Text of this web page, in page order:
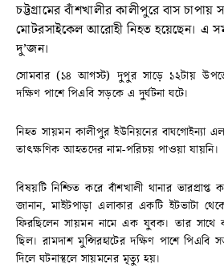
চট্টগ্রামের বাঁশখালীর কালীপুরে বাস
মোটরসাইকেল আরোহী নিহত হয়েছেন।
দু’জন।
সোমবার (১৪ আগস্ট) দুপুর সাড়ে ১২টায়
দক্ষিণ পাশে পিএবি সড়কে এ দুর্ঘটনা ঘটে।
নিহত সায়মন কালীপুর ইউনিয়নের বাঘগোইন্যা
তাৎক্ষণিক আহতদের নাম-পরিচয় পাওয়া যায়নি।
বিষয়টি নিশ্চিত করে বাঁশখালী থানার ভারপ্রাপ্ত
জানান, মাইটপাড়া এলাকার একটি ইটভাটা
ফিরছিলেন সায়মন নামে এক যুবক। তার
ছিল। রামদাশ মুন্সিরহাটের দক্ষিণ পাশে
দিলে ঘটনাস্থলে সায়মনের মৃত্যু হয়।